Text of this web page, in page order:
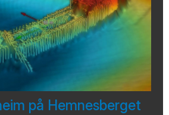
på Hemnesberget